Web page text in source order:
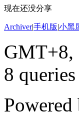
现在还没分享
Archiver|手机版|小黑
GMT+8,
8
Powered